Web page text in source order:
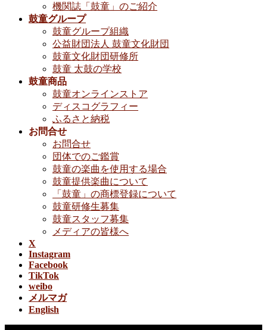
機関誌「鼓童」のご紹介
鼓童グループ
鼓童グループ組織
公益財団法人 鼓童文化財団
鼓童文化財団研修所
鼓童 太鼓の学校
鼓童商品
鼓童オンラインストア
ディスコグラフィー
ふるさと納税
お問合せ
お問合せ
団体でのご鑑賞
鼓童の楽曲を使用する場合
鼓童提供楽曲について
「鼓童」の商標登録について
鼓童研修生募集
鼓童スタッフ募集
メディアの皆様へ
X
Instagram
Facebook
TikTok
weibo
メルマガ
English